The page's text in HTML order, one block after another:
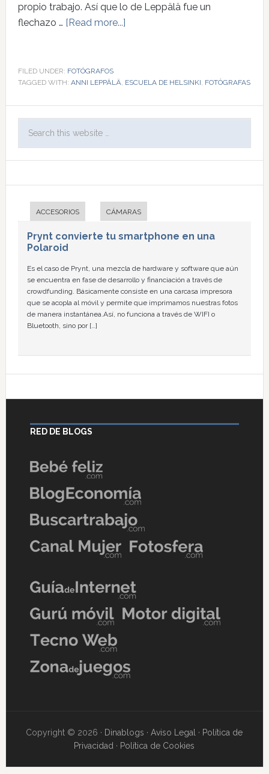
propio trabajo. Así que lo de Leppälä fue un
flechazo … [Read more...]
FILED UNDER: FOTÓGRAFOS
TAGGED WITH: ANNI LEPPÄLÄ ESCUELA DE HELSINKI FOTÓGRAFAS
ACCESORIOS CÁMARAS
Prynt convierte tu smartphone en una
Polaroid
Es el caso de Prynt, una mezcla de hardware y software que aún
se encuentra en fase de desarrollo y financiación a través de
crowdfunding. Básicamente consiste en una carcasa impresora
que se acopla al móvil y permite que imprimamos nuestras fotos
de manera instantánea.Así, no funciona a través de WIFI o
Bluetooth, sino por […]
RED DE BLOGS
Copyright © 2026 · Dinablogs ·Aviso Legal · Política de
Privacidad · Política de Cookies